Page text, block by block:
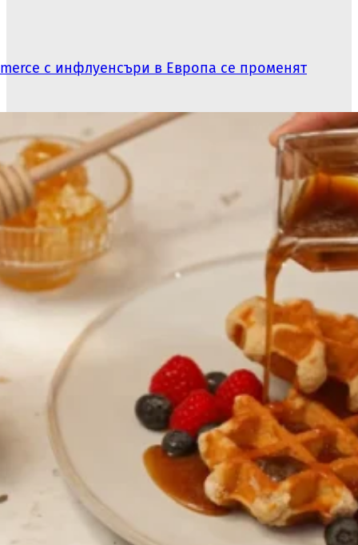
с инфлуенсъри в Европа се променят